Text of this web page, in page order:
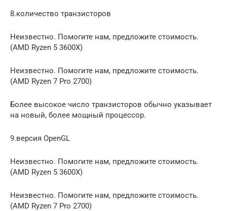
8.количество транзисторов
Неизвестно. Помогите нам, предложите стоимость.
(AMD Ryzen 5 3600X)
Неизвестно. Помогите нам, предложите стоимость.
(AMD Ryzen 7 Pro 2700)
Более высокое число транзисторов обычно указывает
на новый, более мощный процессор.
9.версия OpenGL
Неизвестно. Помогите нам, предложите стоимость.
(AMD Ryzen 5 3600X)
Неизвестно. Помогите нам, предложите стоимость.
(AMD Ryzen 7 Pro 2700)